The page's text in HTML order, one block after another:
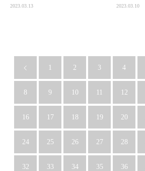
2023.03.13 2023.03.10
1 2 3 4
8 9 10 11 12
16 17 18 19 20
24 25 26 27 28
32 33 34 35 36